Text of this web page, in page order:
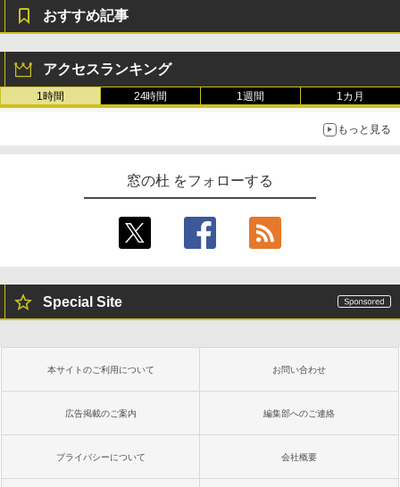
￥1,766
bデザイン入門講座［第2版］
非エンジニア 初心者 素人 でも安心 使い
方 マニュアル AI副業にもコンテンツ作成
にもKindle出版にも！ 非エンジニアのた
￥99
AIイラスト表現辞典: 思い通りの絵を引き
￥480
ない、大きな画面で読みやすい、6週間持
続バッテリー、6インチディスプレイ電子
書籍リーダー、マッチャ、16GB、広告な
し
Kindle Paperwhite シグニチャーエディ
るさ自動調整、色調調節ライト、12週間
持続バッテリー、広告なし、メタリック
ブラック
￥27,980
ンチディスプレイ、色調調節ライト、12
週間持続バッテリー、広告なし、ブラッ
Amazon Kindle Colorsoft | 16GBストレ
ージ、防水、7インチカラーディスプレ
おすすめ記事
アクセスランキング
1時間 24時間 1週間 1カ月
もっと見る
窓の杜 をフォローする
Special Site
本サイトのご利用について お問い合わせ
広告掲載のご案内 編集部へのご連絡
プライバシーについて 会社概要